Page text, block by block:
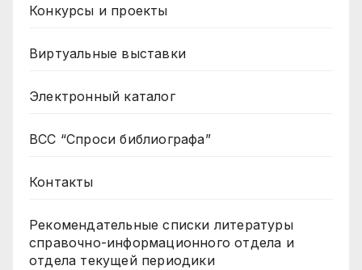
Конкурсы и проекты
Виртуальные выставки
Электронный каталог
ВСС “Спроси библиографа”
Контакты
Рекомендательные списки литературы
справочно-информационного отдела и
отдела текущей периодики